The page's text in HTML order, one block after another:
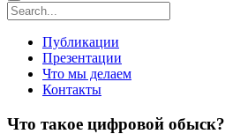
Search
Публикации
Презентации
Что мы делаем
Контакты
Что такое цифровой обыск?